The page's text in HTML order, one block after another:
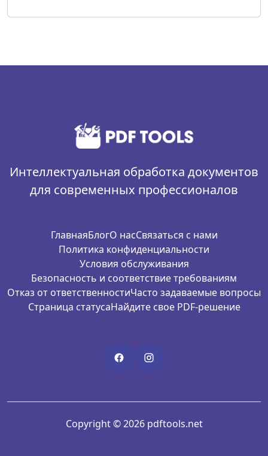
Интеллектуальная обработка документов
для современных профессионалов
ГлавнаяБлогО насСвязаться с нами
Политика конфиденциальности
Условия обслуживания
Безопасность и соответствие требованиям
Отказ от ответственностиЧасто задаваемые вопросы
Страница статусаНайдите свое PDF-решение
Copyright © 2026 pdftools.net